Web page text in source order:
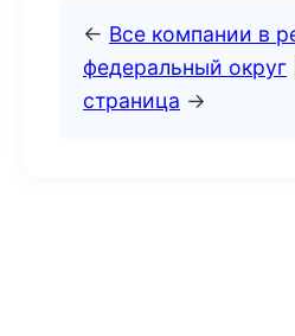
← Все компании в
федеральный округ
страница →